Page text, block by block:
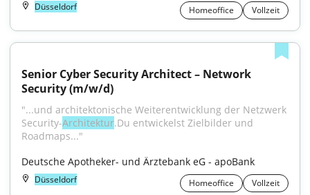
Düsseldorf Homeoffice Vollzeit
Senior Cyber Security Architect – Network
Security (m/w/d)
"...und architektonische Weiterentwicklung der Netzwerk
Security-Architektur.Du entwickelst Zielbilder und
Roadmaps..."
Deutsche Apotheker- und Ärztebank eG - apoBank
Düsseldorf Homeoffice Vollzeit